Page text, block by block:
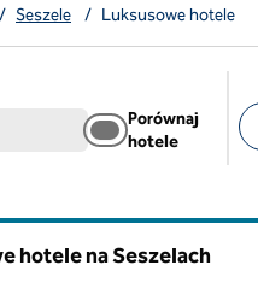
/ Seszele / Luksusowe hotele
Porównaj
hotele
hotele na Seszelach